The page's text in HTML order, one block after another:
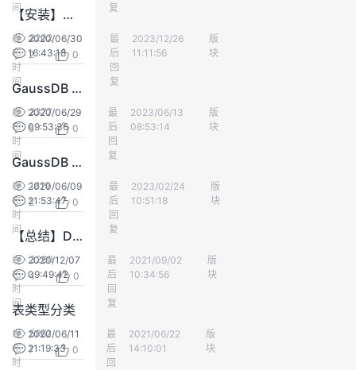
发
者
学
堂
我
的
课
程
我
的
认
证
我
的
实
验
我
的
收
Programs
的
支
持
我
的
技
术
支
持
我
的
云
声
建
议
间
复
【安装】安装OMS失败，报错安装logman失败
发
布
时
间
2020/06/30
16:43:18
最
后
回
复
AI调参工程师
2023/12/26
11:11:56
版
块
2202
2
0
GaussDB A 8.0.0 开发者指南
发
布
时
间
2020/06/29
09:53:36
最
后
回
复
yd_246403876
2023/06/13
08:53:14
版
块
2377
5
0
GaussDB for DWS数据倾斜问题定位方法
发
布
时
间
2020/06/09
21:53:47
最
后
回
复
yd_280336329
2023/02/24
10:51:18
版
块
1819
2
0
【总结】DWS三权分立
发
布
时
间
2020/12/07
09:49:42
最
后
回
复
涟筏
2021/09/02
10:34:56
版
块
3260
4
0
表类型分类
发
布
时
2020/06/11
21:19:33
最
后
回
匿名用户群体
2021/06/22
14:10:01
版
块
5962
7
0